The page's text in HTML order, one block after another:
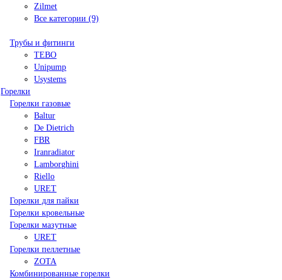
Zilmet
Все категории (9)
Трубы и фитинги
TEBO
Unipump
Usystems
Горелки
Горелки газовые
Baltur
De Dietrich
FBR
Iranradiator
Lamborghini
Riello
URET
Горелки для пайки
Горелки кровельные
Горелки мазутные
URET
Горелки пеллетные
ZOTA
Комбинированные горелки